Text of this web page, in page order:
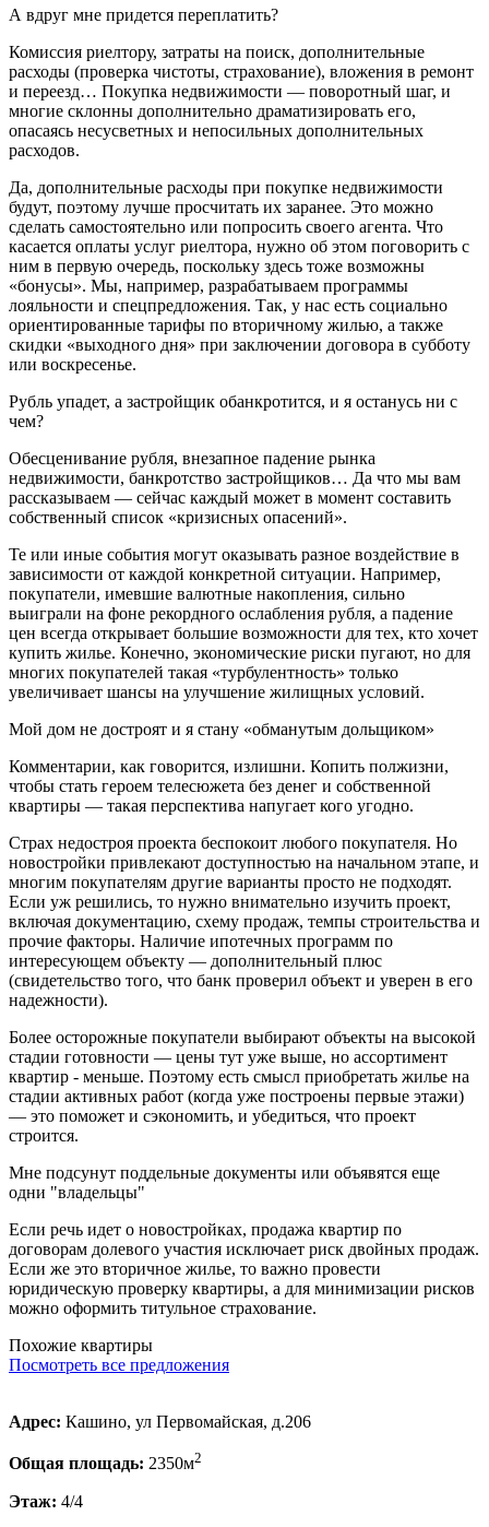
А вдруг мне придется переплатить?
Комиссия риелтору, затраты на поиск, дополнительные
расходы (проверка чистоты, страхование), вложения в ремонт
и переезд… Покупка недвижимости — поворотный шаг, и
многие склонны дополнительно драматизировать его,
опасаясь несусветных и непосильных дополнительных
расходов.
Да, дополнительные расходы при покупке недвижимости
будут, поэтому лучше просчитать их заранее. Это можно
сделать самостоятельно или попросить своего агента. Что
касается оплаты услуг риелтора, нужно об этом поговорить с
ним в первую очередь, поскольку здесь тоже возможны
«бонусы». Мы, например, разрабатываем программы
лояльности и спецпредложения. Так, у нас есть социально
ориентированные тарифы по вторичному жилью, а также
скидки «выходного дня» при заключении договора в субботу
или воскресенье.
Рубль упадет, а застройщик обанкротится, и я останусь ни с
чем?
Обесценивание рубля, внезапное падение рынка
недвижимости, банкротство застройщиков… Да что мы вам
рассказываем — сейчас каждый может в момент составить
собственный список «кризисных опасений».
Те или иные события могут оказывать разное воздействие в
зависимости от каждой конкретной ситуации. Например,
покупатели, имевшие валютные накопления, сильно
выиграли на фоне рекордного ослабления рубля, а падение
цен всегда открывает большие возможности для тех, кто хочет
купить жилье. Конечно, экономические риски пугают, но для
многих покупателей такая «турбулентность» только
увеличивает шансы на улучшение жилищных условий.
Мой дом не достроят и я стану «обманутым дольщиком»
Комментарии, как говорится, излишни. Копить полжизни,
чтобы стать героем телесюжета без денег и собственной
квартиры — такая перспектива напугает кого угодно.
Страх недостроя проекта беспокоит любого покупателя. Но
новостройки привлекают доступностью на начальном этапе, и
многим покупателям другие варианты просто не подходят.
Если уж решились, то нужно внимательно изучить проект,
включая документацию, схему продаж, темпы строительства и
прочие факторы. Наличие ипотечных программ по
интересующем объекту — дополнительный плюс
(свидетельство того, что банк проверил объект и уверен в его
надежности).
Более осторожные покупатели выбирают объекты на высокой
стадии готовности — цены тут уже выше, но ассортимент
квартир - меньше. Поэтому есть смысл приобретать жилье на
стадии активных работ (когда уже построены первые этажи)
— это поможет и сэкономить, и убедиться, что проект
строится.
Мне подсунут поддельные документы или объявятся еще
одни "владельцы"
Если речь идет о новостройках, продажа квартир по
договорам долевого участия исключает риск двойных продаж.
Если же это вторичное жилье, то важно провести
юридическую проверку квартиры, а для минимизации рисков
можно оформить титульное страхование.
Похожие квартиры
Посмотреть все предложения
Адрес: Кашино, ул Первомайская, д.206
Общая площадь: 2350м2
Этаж: 4/4